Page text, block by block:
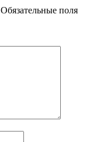
Обязательные поля